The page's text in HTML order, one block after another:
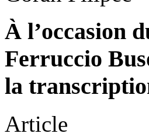
À l’occasion
Ferruccio
la
Article